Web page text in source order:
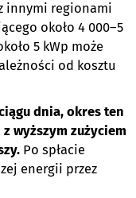
innymi regionami
około 4 000–5
5 kWp może
od kosztu
dnia, okres ten
wyższym zużyciem
Po spłacie
energii przez